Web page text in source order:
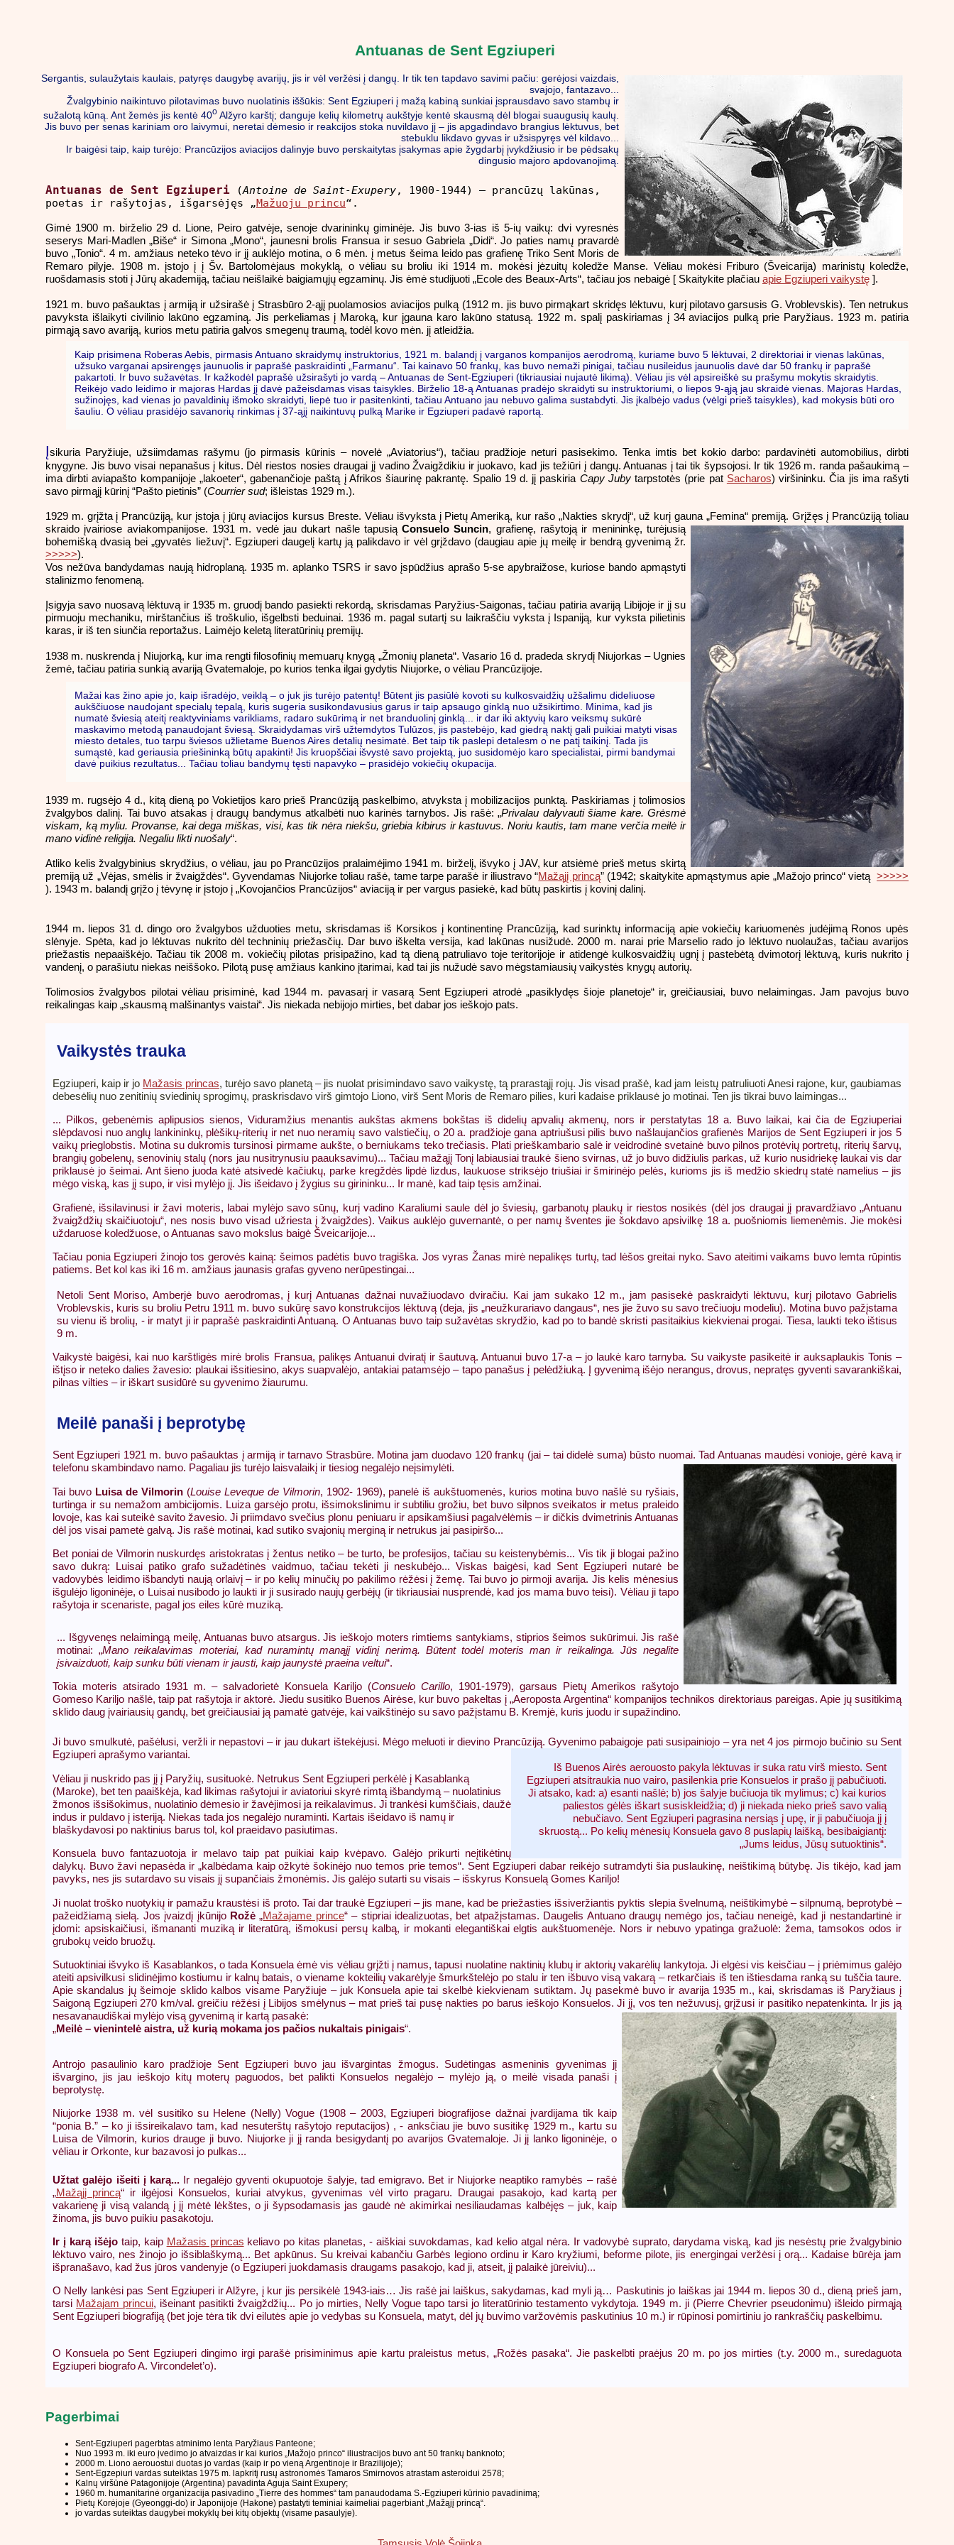
Antuanas de Sent Egziuperi
Sergantis, sulaužytais kaulais, patyręs daugybę avarijų, jis ir vėl veržėsi į dangų. Ir tik ten tapdavo savimi pačiu: gerėjosi vaizdais,
svajojo, fantazavo...
Žvalgybinio naikintuvo pilotavimas buvo nuolatinis iššūkis: Sent Egziuperi į mažą kabiną sunkiai įsprausdavo savo stambų ir
sužalotą kūną. Ant žemės jis kentė 40o Alžyro karštį; danguje kelių kilometrų aukštyje kentė skausmą dėl blogai suaugusių kaulų.
Jis buvo per senas kariniam oro laivymui, neretai dėmesio ir reakcijos stoka nuvildavo jį – jis apgadindavo brangius lėktuvus, bet
stebuklu likdavo gyvas ir užsispyręs vėl kildavo...
Ir baigėsi taip, kaip turėjo: Prancūzijos aviacijos dalinyje buvo perskaitytas įsakymas apie žygdarbį įvykdžiusio ir be pėdsakų
dingusio majoro apdovanojimą.
Antuanas de Sent Egziuperi (Antoine de Saint-Exupery, 1900-1944) – prancūzų lakūnas,
poetas ir rašytojas, išgarsėjęs „Mažuoju princu“.
Gimė 1900 m. birželio 29 d. Lione, Peiro gatvėje, senoje dvarininkų giminėje. Jis buvo 3-ias iš 5-ių vaikų: dvi vyresnės
seserys Mari-Madlen „Biše“ ir Simona „Mono“, jaunesni brolis Fransua ir sesuo Gabriela „Didi“. Jo paties namų pravardė
buvo „Tonio“. 4 m. amžiaus neteko tėvo ir jį auklėjo motina, o 6 mėn. į metus šeima leido pas grafienę Triko Sent Moris de
Remaro pilyje. 1908 m. įstojo į į Šv. Bartolomėjaus mokyklą, o vėliau su broliu iki 1914 m. mokėsi jėzuitų koledže Manse. Vėliau mokėsi Friburo (Šveicarija) marinistų koledže,
ruošdamasis stoti į Jūrų akademiją, tačiau neišlaikė baigiamųjų egzaminų. Jis ėmė studijuoti „Ecole des Beaux-Arts“, tačiau jos nebaigė [ Skaitykite plačiau apie Egziuperi vaikystę ].
1921 m. buvo pašauktas į armiją ir užsirašė į Strasbūro 2-ąjį puolamosios aviacijos pulką (1912 m. jis buvo pirmąkart skridęs lėktuvu, kurį pilotavo garsusis G. Vroblevskis). Ten netrukus
pavyksta išlaikyti civilinio lakūno egzaminą. Jis perkeliamas į Maroką, kur įgauna karo lakūno statusą. 1922 m. spalį paskiriamas į 34 aviacijos pulką prie Paryžiaus. 1923 m. patiria
pirmąją savo avariją, kurios metu patiria galvos smegenų traumą, todėl kovo mėn. jį atleidžia.
Kaip prisimena Roberas Aebis, pirmasis Antuano skraidymų instruktorius, 1921 m. balandį į varganos kompanijos aerodromą, kuriame buvo 5 lėktuvai, 2 direktoriai ir vienas lakūnas,
užsuko varganai apsirengęs jaunuolis ir paprašė paskraidinti „Farmanu“. Tai kainavo 50 frankų, kas buvo nemaži pinigai, tačiau nusileidus jaunuolis davė dar 50 frankų ir paprašė
pakartoti. Ir buvo sužavėtas. Ir kažkodėl paprašė užsirašyti jo vardą – Antuanas de Sent-Egziuperi (tikriausiai nujautė likimą). Vėliau jis vėl apsireiškė su prašymu mokytis skraidytis.
Reikėjo vado leidimo ir majoras Hardas jį davė pažeisdamas visas taisykles. Birželio 18-ą Antuanas pradėjo skraidyti su instruktoriumi, o liepos 9-ąją jau skraidė vienas. Majoras Hardas,
sužinojęs, kad vienas jo pavaldinių išmoko skraidyti, liepė tuo ir pasitenkinti, tačiau Antuano jau nebuvo galima sustabdyti. Jis įkalbėjo vadus (vėlgi prieš taisykles), kad mokysis būti oro
šauliu. O vėliau prasidėjo savanorių rinkimas į 37-ąjį naikintuvų pulką Marike ir Egziuperi padavė raportą.
Įsikuria Paryžiuje, užsiimdamas rašymu (jo pirmasis kūrinis – novelė „Aviatorius“), tačiau pradžioje neturi pasisekimo. Tenka imtis bet kokio darbo: pardavinėti automobilius, dirbti
knygyne. Jis buvo visai nepanašus į kitus. Dėl riestos nosies draugai jį vadino Žvaigždikiu ir juokavo, kad jis težiūri į dangų. Antuanas į tai tik šypsojosi. Ir tik 1926 m. randa pašaukimą –
ima dirbti aviapašto kompanijoje „lakoeter“, gabenančioje paštą į Afrikos šiaurinę pakrantę. Spalio 19 d. jį paskiria Capy Jubytarpstotės (prie pat Sacharos) viršininku. Čia jis ima rašyti
savo pirmąjį kūrinį “Pašto pietinis” (Courrier sud; išleistas 1929 m.).
1929 m. grįžta į Prancūziją, kur įstoja į jūrų aviacijos kursus Breste. Vėliau išvyksta į Pietų Ameriką, kur rašo „Nakties skrydį“, už kurį gauna „Femina“ premiją. Grįžęs į Prancūziją toliau
skraido įvairiose aviakompanijose. 1931 m. vedė jau dukart našle tapusiąConsuelo Suncin, grafienę, rašytoją ir menininkę, turėjusią
bohemišką dvasią bei „gyvatės liežuvį“. Egziuperi daugelį kartų ją palikdavo ir vėl grįždavo (daugiau apie jų meilę ir bendrą gyvenimą žr.
>>>>>).
Vos nežūva bandydamas naują hidroplaną. 1935 m. aplanko TSRS ir savo įspūdžius aprašo 5-se apybraižose, kuriose bando apmąstyti
stalinizmo fenomeną.
Įsigyja savo nuosavą lėktuvą ir 1935 m. gruodį bando pasiekti rekordą, skrisdamas Paryžius-Saigonas, tačiau patiria avariją Libijoje ir jį su
pirmuoju mechaniku, mirštančius iš troškulio, išgelbsti beduinai. 1936 m. pagal sutartį su laikraščiu vyksta į Ispaniją, kur vyksta pilietinis
karas, ir iš ten siunčia reportažus. Laimėjo keletą literatūrinių premijų.
1938 m. nuskrenda į Niujorką, kur ima rengti filosofinių memuarų knygą „Žmonių planeta“. Vasario 16 d. pradeda skrydį Niujorkas – Ugnies
žemė, tačiau patiria sunkią avariją Gvatemaloje, po kurios tenka ilgai gydytis Niujorke, o vėliau Prancūzijoje.
Mažai kas žino apie jo, kaip išradėjo, veiklą – o juk jis turėjo patentų! Būtent jis pasiūlė kovoti su kulkosvaidžių užšalimu dideliuose
aukščiuose naudojant specialų tepalą, kuris sugeria susikondavusius garus ir taip apsaugo ginklą nuo užsikirtimo. Minima, kad jis
numatė šviesią ateitį reaktyviniams varikliams, radaro sukūrimą ir net branduolinį ginklą... ir dar iki aktyvių karo veiksmų sukūrė
maskavimo metodą panaudojant šviesą. Skraidydamas virš užtemdytos Tulūzos, jis pastebėjo, kad giedrą naktį gali puikiai matyti visas
miesto detales, tuo tarpu šviesos užlietame Buenos Aires detalių nesimatė. Bet taip tik paslepi detalesm o ne patį taikinį. Tada jis
sumąstė, kad geriausia priešininką būtų apakinti! Jis kruopščiai išvystė savo projektą, juo susidomėjo karo specialistai, pirmi bandymai
davė puikius rezultatus... Tačiau toliau bandymų tęsti napavyko – prasidėjo vokiečių okupacija.
1939 m. rugsėjo 4 d., kitą dieną po Vokietijos karo prieš Prancūziją paskelbimo, atvyksta į mobilizacijos punktą. Paskiriamas į tolimosios
žvalgybos dalinį. Tai buvo atsakas į draugų bandymus atkalbėti nuo karinės tarnybos. Jis rašė: „Privalau dalyvauti šiame kare. Grėsmė
viskam, ką myliu. Provanse, kai dega miškas, visi, kas tik nėra niekšu, griebia kibirus ir kastuvus. Noriu kautis, tam mane verčia meilė ir
mano vidinė religija. Negaliu likti nuošaly“.
Atliko kelis žvalgybinius skrydžius, o vėliau, jau po Prancūzijos pralaimėjimo 1941 m. birželį, išvyko į JAV, kur atsiėmė prieš metus skirtą
premiją už „Vėjas, smėlis ir žvaigždės“. Gyvendamas Niujorke toliau rašė, tame tarpe parašė ir iliustravo “Mažąjį princą” (1942; skaitykite apmąstymus apie „Mažojo princo“ vietą>>>>>
). 1943 m. balandį grįžo į tėvynę ir įstojo į „Kovojančios Prancūzijos“ aviaciją ir per vargus pasiekė, kad būtų paskirtis į kovinį dalinį.
1944 m. liepos 31 d. dingo oro žvalgybos užduoties metu, skrisdamas iš Korsikos į kontinentinę Prancūziją, kad surinktų informaciją apie vokiečių kariuomenės judėjimą Ronos upės
slėnyje. Spėta, kad jo lėktuvas nukrito dėl techninių priežasčių. Dar buvo iškelta versija, kad lakūnas nusižudė. 2000 m. narai prie Marselio rado jo lėktuvo nuolaužas, tačiau avarijos
priežastis nepaaiškėjo. Tačiau tik 2008 m. vokiečių pilotas prisipažino, kad tą dieną patruliavo toje teritorijoje ir atidengė kulkosvaidžių ugnį į pastebėtą dvimotorį lėktuvą, kuris nukrito į
vandenį, o parašiutu niekas neiššoko. Pilotą pusę amžiaus kankino įtarimai, kad tai jis nužudė savo mėgstamiausių vaikystės knygų autorių.
Tolimosios žvalgybos pilotai vėliau prisiminė, kad 1944 m. pavasarį ir vasarą Sent Egziuperi atrodė „pasiklydęs šioje planetoje“ ir, greičiausiai, buvo nelaimingas. Jam pavojus buvo
reikalingas kaip „skausmą malšinantys vaistai“. Jis niekada nebijojo mirties, bet dabar jos ieškojo pats.
Vaikystės trauka
Egziuperi, kaip ir jo Mažasis princas, turėjo savo planetą – jis nuolat prisimindavo savo vaikystę, tą prarastąjį rojų. Jis visad prašė, kad jam leistų patruliuoti Anesi rajone, kur, gaubiamas
debesėlių nuo zenitinių sviedinių sprogimų, praskrisdavo virš gimtojo Liono, virš Sent Moris de Remaro pilies, kuri kadaise priklausė jo motinai. Ten jis tikrai buvo laimingas...
... Pilkos, gebenėmis aplipusios sienos, Viduramžius menantis aukštas akmens bokštas iš didelių apvalių akmenų, nors ir perstatytas 18 a. Buvo laikai, kai čia de Egziuperiai
slėpdavosi nuo anglų lankininkų, plėšikų-riterių ir net nuo neramių savo valstiečių, o 20 a. pradžioje gana aptriušusi pilis buvo našlaujančios grafienės Marijos de Sent Egziuperi ir jos 5
vaikų prieglobstis. Motina su dukromis tursinosi pirmame aukšte, o berniukams teko trečiasis. Plati prieškambario salė ir veidrodinė svetainė buvo pilnos protėvių portretų, riterių šarvų,
brangių gobelenų, senovinių stalų (nors jau nusitrynusiu paauksavimu)... Tačiau mažąjį Tonį labiausiai traukė šieno svirnas, už jo buvo didžiulis parkas, už kurio nusidriekę laukai vis dar
priklausė jo šeimai. Ant šieno juoda katė atsivedė kačiukų, parke kregždės lipdė lizdus, laukuose striksėjo triušiai ir šmirinėjo pelės, kurioms jis iš medžio skiedrų statė namelius – jis
mėgo viską, kas jį supo, ir visi mylėjo jį. Jis išeidavo į žygius su girininku... Ir manė, kad taip tęsis amžinai.
Grafienė, išsilavinusi ir žavi moteris, labai mylėjo savo sūnų, kurį vadino Karaliumi saule dėl jo šviesių, garbanotų plaukų ir riestos nosikės (dėl jos draugai jį pravardžiavo „Antuanu
žvaigždžių skaičiuotoju“, nes nosis buvo visad užriesta į žvaigždes). Vaikus auklėjo guvernantė, o per namų šventes jie šokdavo apsivilkę 18 a. puošniomis liemenėmis. Jie mokėsi
uždaruose koledžuose, o Antuanas savo mokslus baigė Šveicarijoje...
Tačiau ponia Egziuperi žinojo tos gerovės kainą: šeimos padėtis buvo tragiška. Jos vyras Žanas mirė nepalikęs turtų, tad lėšos greitai nyko. Savo ateitimi vaikams buvo lemta rūpintis
patiems. Bet kol kas iki 16 m. amžiaus jaunasis grafas gyveno nerūpestingai...
Netoli Sent Moriso, Amberjė buvo aerodromas, į kurį Antuanas dažnai nuvažiuodavo dviračiu. Kai jam sukako 12 m., jam pasisekė paskraidyti lėktuvu, kurį pilotavo Gabrielis
Vroblevskis, kuris su broliu Petru 1911 m. buvo sukūrę savo konstrukcijos lėktuvą (deja, jis „neužkurariavo dangaus“, nes jie žuvo su savo trečiuoju modeliu). Motina buvo pažįstama
su vienu iš brolių, - ir matyt ji ir paprašė paskraidinti Antuaną. O Antuanas buvo taip sužavėtas skrydžio, kad po to bandė skristi pasitaikius kiekvienai progai. Tiesa, laukti teko ištisus
9 m.
Vaikystė baigėsi, kai nuo karštligės mirė brolis Fransua, palikęs Antuanui dviratį ir šautuvą. Antuanui buvo 17-a – jo laukė karo tarnyba. Su vaikyste pasikeitė ir auksaplaukis Tonis –
ištįso ir neteko dalies žavesio: plaukai išsitiesino, akys suapvalėjo, antakiai patamsėjo – tapo panašus į pelėdžiuką. Į gyvenimą išėjo nerangus, drovus, nepratęs gyventi savarankiškai,
pilnas vilties – ir iškart susidūrė su gyvenimo žiaurumu.
Meilė panaši į beprotybę
Sent Egziuperi 1921 m. buvo pašauktas į armiją ir tarnavo Strasbūre. Motina jam duodavo 120 frankų (jai – tai didelė suma) būsto nuomai.Tad Antuanas maudėsi vonioje, gėrė kavą ir
telefonu skambindavo namo. Pagaliau jis turėjo laisvalaikį ir tiesiog negalėjo neįsimylėti.
Tai buvo Luisa de Vilmorin(Louise Leveque de Vilmorin, 1902- 1969), panelė iš aukštuomenės, kurios motina buvo našlė su ryšiais,
turtinga ir su nemažom ambicijomis. Luiza garsėjo protu, išsimokslinimu ir subtiliu grožiu, bet buvo silpnos sveikatos ir metus praleido
lovoje, kas kai suteikė savito žavesio. Ji priimdavo svečius plonu peniuaru ir apsikamšiusi pagalvėlėmis – ir dičkis dvimetrinis Antuanas
dėl jos visai pametė galvą. Jis rašė motinai, kad sutiko svajonių merginą ir netrukus jai pasipiršo...
Bet poniai de Vilmorin nuskurdęs aristokratas į žentus netiko – be turto, be profesijos, tačiau su keistenybėmis... Vis tik ji blogai pažino
savo dukrą: Luisai patiko grafo sužadėtinės vaidmuo, tačiau tekėti ji neskubėjo... Viskas baigėsi, kad Sent Egziuperi nutarė be
vadovybės leidimo išbandyti naują orlaivį – ir po kelių minučių po pakilimo rėžėsi į žemę. Tai buvo jo pirmoji avarija. Jis kelis mėnesius
išgulėjo ligoninėje, o Luisai nusibodo jo laukti ir ji susirado naujų gerbėjų (ir tikriausiai nusprendė, kad jos mama buvo teisi). Vėliau ji tapo
rašytoja ir scenariste, pagal jos eiles kūrė muziką.
... Išgyvenęs nelaimingą meilę, Antuanas buvo atsargus. Jis ieškojo moters rimtiems santykiams, stiprios šeimos sukūrimui. Jis rašė
motinai: „Mano reikalavimas moteriai, kad nuramintų manąjį vidinį nerimą. Būtent todėl moteris man ir reikalinga. Jūs negalite
įsivaizduoti, kaip sunku būti vienam ir jausti, kaip jaunystė praeina veltui“.
Tokia moteris atsirado 1931 m. – salvadorietė Konsuela Kariljo (Consuelo Carillo, 1901-1979), garsaus Pietų Amerikos rašytojo
Gomeso Kariljo našlė, taip pat rašytoja ir aktorė. Jiedu susitiko Buenos Airėse, kur buvo pakeltas į „Aeroposta Argentina“ kompanijos technikos direktoriaus pareigas. Apie jų susitikimą
sklido daug įvairiausių gandų, bet greičiausiai ją pamatė gatvėje, kai vaikštinėjo su savo pažįstamu B. Kremjė, kuris juodu ir supažindino.
Ji buvo smulkutė, pašėlusi, veržli ir nepastovi – ir jau dukart ištekėjusi. Mėgo meluoti ir dievino Prancūziją. Gyvenimo pabaigoje pati susipainiojo – yra net 4 jos pirmojo bučinio su Sent
Egziuperi aprašymo variantai.
Iš Buenos Airės aerouosto pakyla lėktuvas ir suka ratu virš miesto. Sent
Egziuperi atsitraukia nuo vairo, pasilenkia prie Konsuelos ir prašo jį pabučiuoti.
Ji atsako, kad: a) esanti našlė; b) jos šalyje bučiuoja tik mylimus; c) kai kurios
paliestos gėlės iškart susiskleidžia; d) ji niekada nieko prieš savo valią
nebučiavo. Sent Egziuperi pagrasina nersiąs į upę, ir ji pabučiuoja jį į
skruostą... Po kelių mėnesių Konsuela gavo 8 puslapių laišką, besibaigiantį:
„Jums leidus, Jūsų sutuoktinis“.
Vėliau ji nuskrido pas jį į Paryžių, susituokė. Netrukus Sent Egziuperi perkėlė į Kasablanką
(Maroke), bet ten paaiškėja, kad likimas rašytojui ir aviatoriui skyrė rimtą išbandymą – nuolatinius
žmonos išsišokimus, nuolatinio dėmesio ir žavėjimosi ja reikalavimus. Ji trankėsi kumščiais, daužė
indus ir puldavo į isteriją. Niekas tada jos negalėjo nuraminti. Kartais išeidavo iš namų ir
blaškydavosi po naktinius barus tol, kol praeidavo pasiutimas.
Konsuela buvo fantazuotoja ir melavo taip pat puikiai kaip kvėpavo. Galėjo prikurti neįtikėtinų
dalykų. Buvo žavi nepasėda ir „kalbėdama kaip ožkytė šokinėjo nuo temos prie temos“. Sent Egziuperi dabar reikėjo sutramdyti šia puslaukinę, neištikimą būtybę. Jis tikėjo, kad jam
pavyks, nes jis sutardavo su visais jį supančiais žmonėmis. Jis galėjo sutarti su visais – išskyrus Konsuelą Gomes Kariljo!
Ji nuolat troško nuotykių ir pamažu kraustėsi iš proto. Tai dar traukė Egziuperi – jis mane, kad be priežasties išsiveržiantis pyktis slepia švelnumą, neištikimybė – silpnumą, beprotybė –
pažeidžiamą sielą. Jos įvaizdį įkūnijo Rožė„Mažajame prince“ – stipriai idealizuotas, bet atpažįstamas. Daugelis Antuano draugų nemėgo jos, tačiau neneigė, kad ji nestandartinė ir
įdomi: apsiskaičiusi, išmananti muziką ir literatūrą, išmokusi persų kalbą, ir mokanti elegantiškai elgtis aukštuomenėje. Nors ir nebuvo ypatinga gražuolė: žema, tamsokos odos ir
grubokų veido bruožų.
Sutuoktiniai išvyko iš Kasablankos, o tada Konsuela ėmė vis vėliau grįžti į namus, tapusi nuolatine naktinių klubų ir aktorių vakarėlių lankytoja. Ji elgėsi vis keisčiau – į priėmimus galėjo
ateiti apsivilkusi slidinėjimo kostiumu ir kalnų batais, o viename kokteilių vakarėlyje šmurkštelėjo po stalu ir ten išbuvo visą vakarą – retkarčiais iš ten ištiesdama ranką su tuščia taure.
Apie skandalus jų šeimoje sklido kalbos visame Paryžiuje – juk Konsuela apie tai skelbė kiekvienam sutiktam. Jų pasekmė buvo ir avarija 1935 m., kai, skrisdamas iš Paryžiaus į
Saigoną Egziuperi 270 km/val. greičiu rėžėsi į Libijos smėlynus – mat prieš tai pusę nakties po barus ieškojo Konsuelos. Ji jį, vos ten nežuvusį, grįžusi ir pasitiko nepatenkinta. Ir jis ją
nesavanaudiškai mylėjo visą gyvenimą ir kartą pasakė:
„Meilė – vienintelė aistra, už kurią mokama jos pačios nukaltais pinigais“.
Antrojo pasaulinio karo pradžioje Sent Egziuperi buvo jau išvargintas žmogus. Sudėtingas asmeninis gyvenimas jį
išvargino, jis jau ieškojo kitų moterų paguodos, bet palikti Konsuelos negalėjo – mylėjo ją, o meilė visada panaši į
beprotystę.
Niujorke 1938 m. vėl susitiko su Helene (Nelly) Vogue (1908 – 2003, Egziuperi biografijose dažnai įvardijama tik kaip
“ponia B.” – ko ji išsireikalavo tam, kad nesuterštų rašytojo reputacijos) , - anksčiau jie buvo susitikę 1929 m., kartu su
Luisa de Vilmorin, kurios drauge ji buvo. Niujorke ji jį randa besigydantį po avarijos Gvatemaloje. Ji jį lanko ligoninėje, o
vėliau ir Orkonte, kur bazavosi jo pulkas...
Užtat galėjo išeiti į karą... Ir negalėjo gyventi okupuotoje šalyje, tad emigravo. Bet ir Niujorke neaptiko ramybės – rašė
„Mažąjį princą“ ir ilgėjosi Konsuelos, kuriai atvykus, gyvenimas vėl virto pragaru. Draugai pasakojo, kad kartą per
vakarienę ji visą valandą į jį mėtė lėkštes, o ji šypsodamasis jas gaudė nė akimirkai nesiliaudamas kalbėjęs – juk, kaip
žinoma, jis buvo puikiu pasakotoju.
Ir į karą išėjotaip, kaip Mažasis princas keliavo po kitas planetas, - aiškiai suvokdamas, kad kelio atgal nėra. Ir vadovybė suprato, darydama viską, kad jis nesėstų prie žvalgybinio
lėktuvo vairo, nes žinojo jo išsiblaškymą... Bet apkūnus. Su kreivai kabančiu Garbės legiono ordinu ir Karo kryžiumi, beforme pilote, jis energingai veržėsi į orą... Kadaise būrėja jam
išpranašavo, kad žus jūros vandenyje (o Egziuperi juokdamasis draugams pasakojo, kad ji, atseit, jį palaikė jūreiviu)...
O Nelly lankėsi pas Sent Egziuperi ir Alžyre, į kur jis persikėlė 1943-iais… Jis rašė jai laiškus, sakydamas, kad myli ją… Paskutinis jo laiškas jai 1944 m. liepos 30 d., dieną prieš jam,
tarsi Mažajam princui, išeinant pasitikti žvaigždžių... Po jo mirties, Nelly Vogue tapo tarsi jo literatūrinio testamento vykdytoja. 1949 m. ji (Pierre Chevrier pseudonimu) išleido pirmąją
Sent Egziuperi biografiją (bet joje tėra tik dvi eilutės apie jo vedybas su Konsuela, matyt, dėl jų buvimo varžovėmis paskutinius 10 m.) ir rūpinosi pomirtiniu jo rankraščių paskelbimu.
O Konsuela po Sent Egziuperi dingimo irgi parašė prisiminimus apie kartu praleistus metus, „Rožės pasaka“. Jie paskelbti praėjus 20 m. po jos mirties (t.y. 2000 m., suredaguota
Egziuperi biografo A. Vircondelet’o).
Pagerbimai
Sent-Egziuperi pagerbtas atminimo lenta Paryžiaus Panteone;
Nuo 1993 m. iki euro įvedimo jo atvaizdas ir kai kurios „Mažojo princo“ iliustracijos buvo ant 50 frankų banknoto;
2000 m. Liono aerouostui duotas jo vardas (kaip ir po vieną Argentinoje ir Brazilijoje);
Sent-Egzepiuri vardas suteiktas 1975 m. lapkritį rusų astronomės Tamaros Smirnovos atrastam asteroidui 2578;
Kalnų viršūnė Patagonijoje (Argentina) pavadinta Aguja Saint Exupery;
1960 m. humanitarinė organizacija pasivadino „Tierre des hommes“ tam panaudodama S.-Egziuperi kūrinio pavadinimą;
Pietų Korėjoje (Gyeonggi-do) ir Japonijoje (Hakone) pastatyti teminiai kaimeliai pagerbiant „Mažąjį princą“.
jo vardas suteiktas daugybei mokyklų bei kitų objektų (visame pasaulyje).